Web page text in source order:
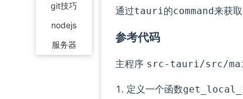
git技巧
nodejs
服务器
通过tauri的command来获
参考代码
主程序 src-tauri/src/
定义一个函数